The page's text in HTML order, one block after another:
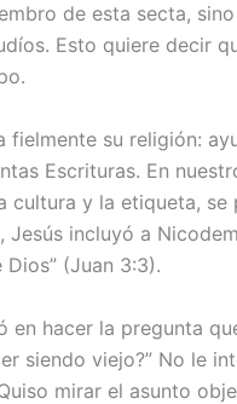
de esta secta,
Esto quiere decir
fielmente su religión:
Escrituras. En
cultura y la etiqueta,
Jesús incluyó a
(Juan 3:3).
en hacer la pregunta
siendo viejo?” No le
mirar el asunto